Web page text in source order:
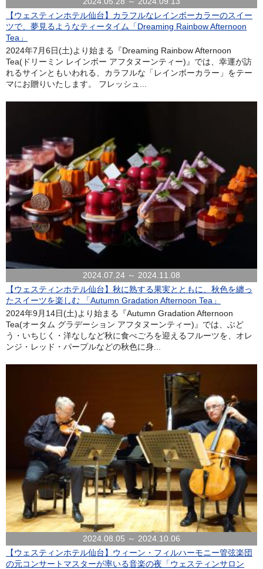
【ウェスティンホテル仙台】カラフルなレインボーカラーのスイー
ツで、夢見るようなティータイム「Dreaming Rainbow Afternoon
Tea」
2024年7月6日(土)より始まる『Dreaming Rainbow Afternoon
Tea(ドリーミン レインボー アフタヌーンティー)』では、幸運が訪
れるサインともいわれる、カラフルな「レインボーカラー」をテー
マにお贈りいたします。 フレッシュ...
2024.07.24 ～ 2024.11.08
【ウェスティンホテル仙台】秋に熟する果実とともに、秋色を纏っ
たスイーツを楽しむ 「Autumn Gradation Afternoon Tea」
2024年9月14日(土)より始まる『Autumn Gradation Afternoon
Tea(オータム グラデーション アフタヌーンティー)』では、ぶど
う・いちじく・洋なしなど秋に食べごろを迎えるフルーツを、オレ
ンジ・レッド・パープルなどの秋色に身...
2024.08.05 ～ 2024.10.06
【ウェスティンホテル仙台】ウィーン・フィルハーモニー管弦楽団
の元コンサートマスターが率いる音楽の夜「ウェスティンサロン